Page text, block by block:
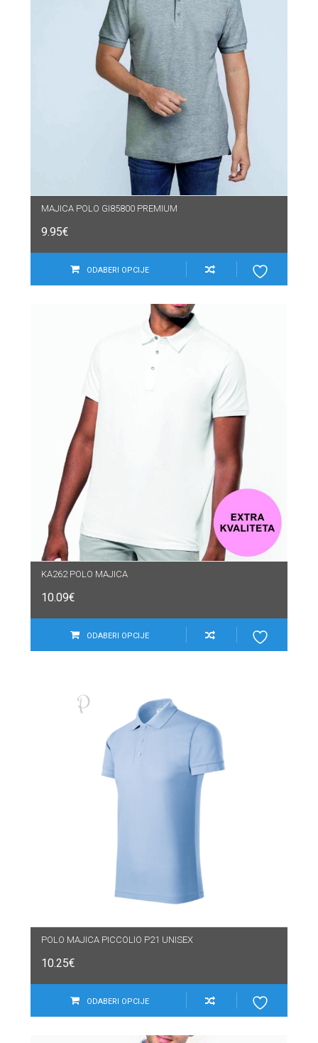
MAJICA POLO GI85800 PREMIUM
9.95€
ODABERI OPCIJE
KA262 POLO MAJICA
10.09€
ODABERI OPCIJE
POLO MAJICA PICCOLIO P21 UNISEX
10.25€
ODABERI OPCIJE